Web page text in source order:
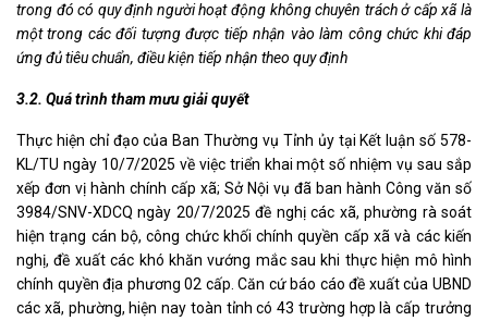
trong đó có quy định người hoạt động không chuyên trách ở cấp xã là
một trong các đối tượng được tiếp nhận vào làm công chức khi đáp
ứng đủ tiêu chuẩn, điều kiện tiếp nhận theo quy định
3.2. Quá trình tham mưu giải quyết
Thực hiện chỉ đạo của Ban Thường vụ Tỉnh ủy tại Kết luận số 578-
KL/TU ngày 10/7/2025 về việc triển khai một số nhiệm vụ sau sắp
xếp đơn vị hành chính cấp xã; Sở Nội vụ đã ban hành Công văn số
3984/SNV-XDCQ ngày 20/7/2025 đề nghị các xã, phường rà soát
hiện trạng cán bộ, công chức khối chính quyền cấp xã và các kiến
nghị, đề xuất các khó khăn vướng mắc sau khi thực hiện mô hình
chính quyền địa phương 02 cấp. Căn cứ báo cáo đề xuất của UBND
các xã, phường, hiện nay toàn tỉnh có 43 trường hợp là cấp trưởng